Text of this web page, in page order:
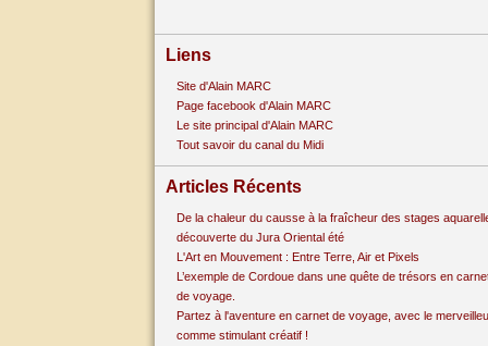
Liens
Site d'Alain MARC
Page facebook d'Alain MARC
Le site principal d'Alain MARC
Tout savoir du canal du Midi
Articles Récents
De la chaleur du causse à la fraîcheur des stages
découverte du Jura Oriental été
L'Art en Mouvement : Entre Terre, Air et Pixels
L’exemple de Cordoue dans une quête de trésors en
de voyage.
Partez à l'aventure en carnet de voyage, avec le
comme stimulant créatif !